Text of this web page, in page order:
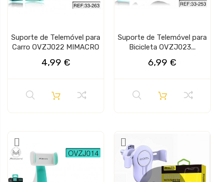
Suporte de Telemóvel para
Carro OVZJ022 MIMACRO
4,99 €
Suporte de Telemóvel para
Bicicleta OVZJ023...
6,99 €